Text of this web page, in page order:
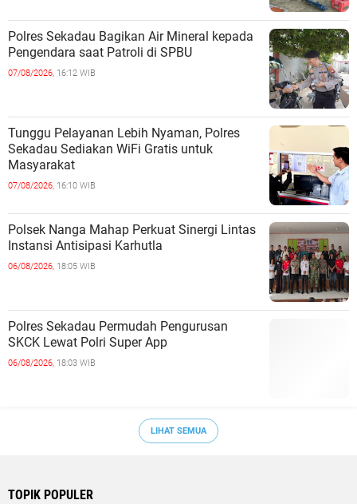
Polres Sekadau Bagikan Air Mineral kepada
Pengendara saat Patroli di SPBU
07/08/2026, 16:12 WIB
Tunggu Pelayanan Lebih Nyaman, Polres
Sekadau Sediakan WiFi Gratis untuk
Masyarakat
07/08/2026, 16:10 WIB
Polsek Nanga Mahap Perkuat Sinergi Lintas
Instansi Antisipasi Karhutla
06/08/2026, 18:05 WIB
Polres Sekadau Permudah Pengurusan
SKCK Lewat Polri Super App
06/08/2026, 18:03 WIB
LIHAT SEMUA
TOPIK POPULER